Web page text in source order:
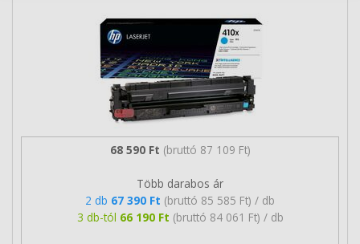
68 590 Ft (bruttó 87 109 Ft)
Több darabos ár
2 db 67 390 Ft (bruttó 85 585 Ft) / db
3 db-tól 66 190 Ft (bruttó 84 061 Ft) / db